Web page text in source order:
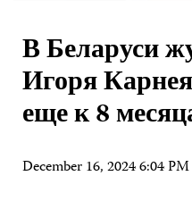
В Беларуси
Игоря
еще к 8
December 16, 2024 6:04